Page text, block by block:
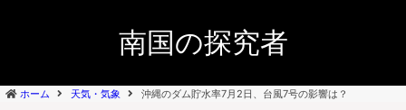
南国の探究者
ホーム 天気・気象 沖縄のダム貯水率7月2日、台風7号の影響は？